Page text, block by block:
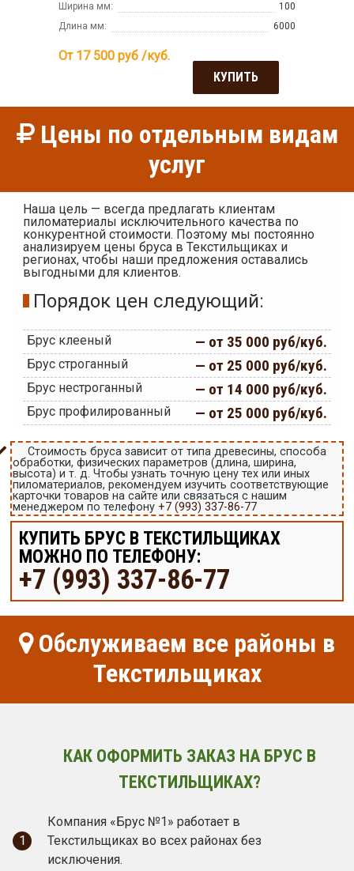
Ширина мм:
100
Длина мм:
6000
От 17 500 руб /куб.
КУПИТЬ
Цены по отдельным видам
услуг
Наша цель — всегда предлагать клиентам
пиломатериалы исключительного качества по
конкурентной стоимости. Поэтому мы постоянно
анализируем цены бруса в Текстильщиках и
регионах, чтобы наши предложения оставались
выгодными для клиентов.
Порядок цен следующий:
Брус клееный — от 35 000 руб/куб.
Брус строганный — от 25 000 руб/куб.
Брус нестроганный — от 14 000 руб/куб.
Брус профилированный — от 25 000 руб/куб.
Стоимость бруса зависит от типа древесины, способа
обработки, физических параметров (длина, ширина,
высота) и т. д. Чтобы узнать точную цену тех или иных
пиломатериалов, рекомендуем изучить соответствующие
карточки товаров на сайте или связаться с нашим
менеджером по телефону +7 (993) 337-86-77
КУПИТЬ БРУС В ТЕКСТИЛЬЩИКАХ
МОЖНО ПО ТЕЛЕФОНУ:
+7 (993) 337-86-77
Обслуживаем все районы в
Текстильщиках
КАК ОФОРМИТЬ ЗАКАЗ НА БРУС В
ТЕКСТИЛЬЩИКАХ?
1
Компания «Брус №1» работает в
Текстильщиках во всех районах без
исключения.